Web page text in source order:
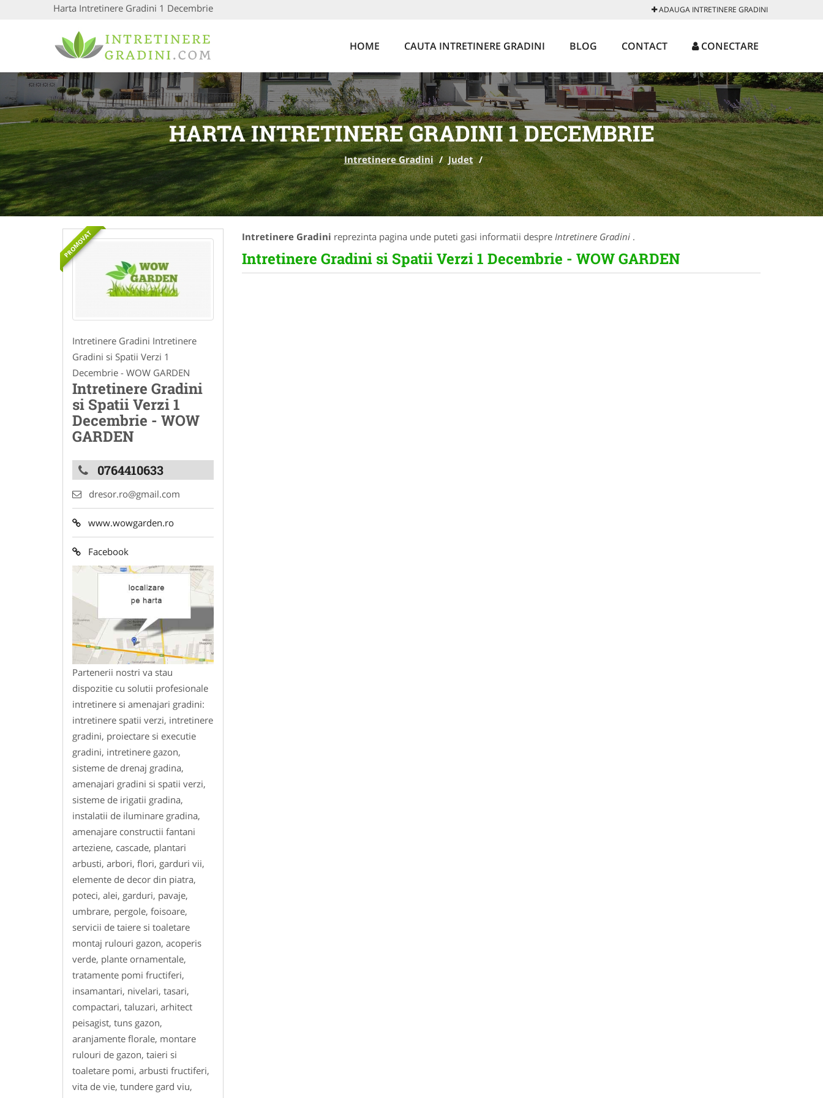
Harta Intretinere Gradini 1 Decembrie ADAUGA INTRETINERE GRADINI
HOME CAUTA INTRETINERE GRADINI BLOG CONTACT CONECTARE
HARTA INTRETINERE GRADINI 1 DECEMBRIE
Intretinere Gradini / Judet /
PROMOVAT
Intretinere Gradini Intretinere
Gradini si Spatii Verzi 1
Decembrie - WOW GARDEN
Intretinere Gradini
si Spatii Verzi 1
Decembrie - WOW
GARDEN
0764410633
dresor.ro@gmail.com
www.wowgarden.ro
Facebook
Partenerii nostri va stau
dispozitie cu solutii profesionale
intretinere si amenajari gradini:
intretinere spatii verzi, intretinere
gradini, proiectare si executie
gradini, intretinere gazon,
sisteme de drenaj gradina,
amenajari gradini si spatii verzi,
sisteme de irigatii gradina,
instalatii de iluminare gradina,
amenajare constructii fantani
arteziene, cascade, plantari
arbusti, arbori, flori, garduri vii,
elemente de decor din piatra,
poteci, alei, garduri, pavaje,
umbrare, pergole, foisoare,
servicii de taiere si toaletare
montaj rulouri gazon, acoperis
verde, plante ornamentale,
tratamente pomi fructiferi,
insamantari, nivelari, tasari,
compactari, taluzari, arhitect
peisagist, tuns gazon,
aranjamente florale, montare
rulouri de gazon, taieri si
toaletare pomi, arbusti fructiferi,
vita de vie, tundere gard viu,
Intretinere Gradini reprezinta pagina unde puteti gasi informatii despre Intretinere Gradini .
Intretinere Gradini si Spatii Verzi 1 Decembrie - WOW GARDEN